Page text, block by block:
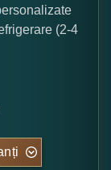
(2-4